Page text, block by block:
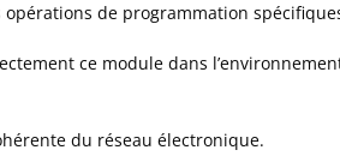
de programmation
ce module dans
du réseau électronique.